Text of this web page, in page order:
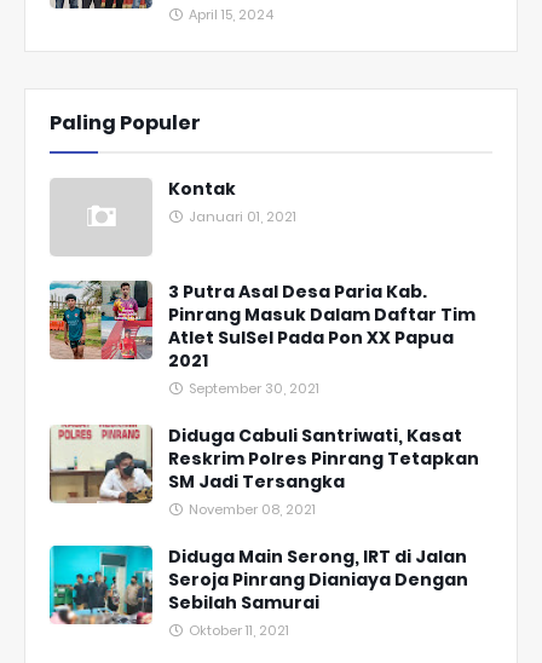
April 15, 2024
Paling Populer
Kontak
Januari 01, 2021
3 Putra Asal Desa Paria Kab.
Pinrang Masuk Dalam Daftar Tim
Atlet SulSel Pada Pon XX Papua
2021
September 30, 2021
Diduga Cabuli Santriwati, Kasat
Reskrim Polres Pinrang Tetapkan
SM Jadi Tersangka
November 08, 2021
Diduga Main Serong, IRT di Jalan
Seroja Pinrang Dianiaya Dengan
Sebilah Samurai
Oktober 11, 2021